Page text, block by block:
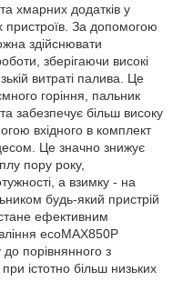
хмарних додатків у
пристроїв. За допомогою
здійснювати
зберігаючи високі
витраті палива. Це
горіння, пальник
забезпечує більш високу
вхідного в комплект
Це значно знижує
пору року,
а взимку - на
будь-який пристрій
ефективним
ecoMAX850P
порівнянного з
істотно більш низьких